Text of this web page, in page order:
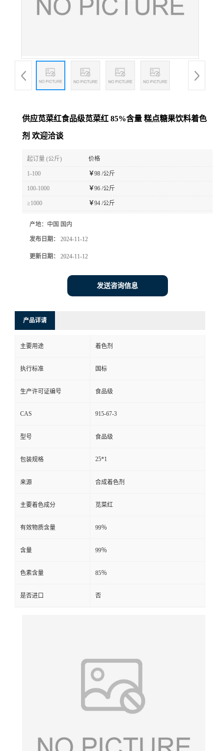
供应苋菜红食品级苋菜红 85%含量 糕点糖果饮料着色
剂 欢迎洽谈
起订量 (公斤) 价格
1-100 ￥98 /公斤
100-1000 ￥96 /公斤
≥1000 ￥94 /公斤
产地： 中国 国内
发布日期： 2024-11-12
更新日期： 2024-11-12
发送咨询信息
产品详请
主要用途 着色剂
执行标准 国标
生产许可证编号 食品级
CAS 915-67-3
型号 食品级
包装规格 25*1
来源 合成着色剂
主要着色成分 苋菜红
有效物质含量 99％
含量 99％
色素含量 85％
是否进口 否